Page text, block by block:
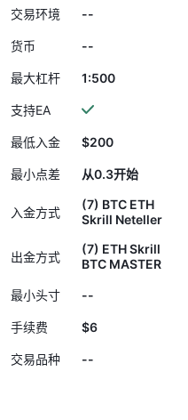
交易环境 --
货币 --
最大杠杆 1:500
支持EA
最低入金 $200
最小点差 从0.3开始
入金方式
(7) BTC ETH
Skrill Neteller
出金方式
(7) ETH Skrill
BTC MASTER
最小头寸 --
手续费 $6
交易品种 --